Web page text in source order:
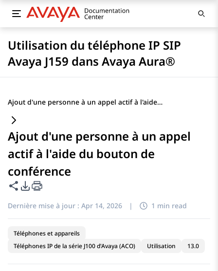
Utilisation du téléphone IP SIP
Avaya J159 dans Avaya Aura®
Ajout d'une personne à un appel actif à l'aide du bouton de conférence
Ajout d'une personne à un appel
actif à l'aide du bouton de
conférence
Partager cette page
Options d'exportation PDF
Dernière mise à jour : Apr 14, 2026 | 1 min read
Téléphones et appareils
Téléphones IP de la série J100 d'Avaya (ACO)
Utilisation 13.0